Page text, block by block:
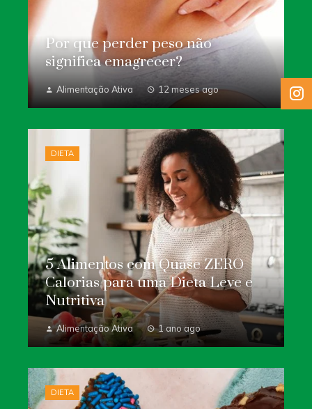
Por que perder peso não
significa emagrecer?
Alimentação Ativa 12 meses ago
DIETA
5 Alimentos com Quase ZERO
Calorias para uma Dieta Leve e
Nutritiva
Alimentação Ativa 1 ano ago
DIETA